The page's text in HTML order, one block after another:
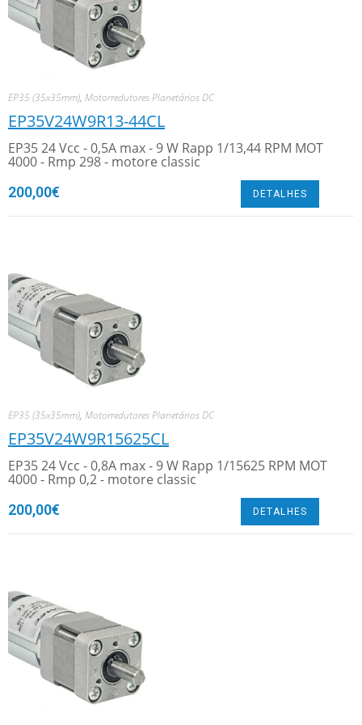
EP35 (35x35mm), Motorredutores Planetários DC
EP35V24W9R13-44CL
EP35 24 Vcc - 0,5A max - 9 W Rapp 1/13,44 RPM MOT
4000 - Rmp 298 - motore classic
200,00€ DETALHES
EP35 (35x35mm), Motorredutores Planetários DC
EP35V24W9R15625CL
EP35 24 Vcc - 0,8A max - 9 W Rapp 1/15625 RPM MOT
4000 - Rmp 0,2 - motore classic
200,00€ DETALHES